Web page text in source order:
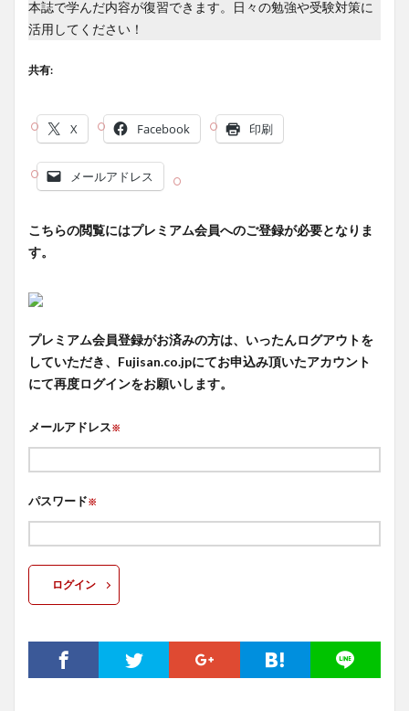
本誌で学んだ内容が復習できます。日々の勉強や受験対策に
活用してください！
共有:
X Facebook 印刷
メールアドレス
こちらの閲覧にはプレミアム会員へのご登録が必要となりま
す。
プレミアム会員登録がお済みの方は、いったんログアウトを
していただき、Fujisan.co.jpにてお申込み頂いたアカウント
にて再度ログインをお願いします。
メールアドレス※
パスワード※
ログイン